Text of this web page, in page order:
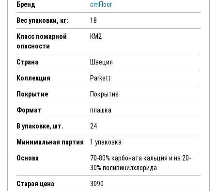
Бренд cmFloor
Вес упаковки, кг: 18
Класс пожарной
опасности
КМ2
Страна Швеция
Коллекция Parkett
Покрытие Покрытие
Формат плашка
В упаковке, шт. 24
Минимальная партия 1 упаковка
Основа
70-80% карбоната кальция и на 20-
30% поливинилхлорида
Старая цена 3090